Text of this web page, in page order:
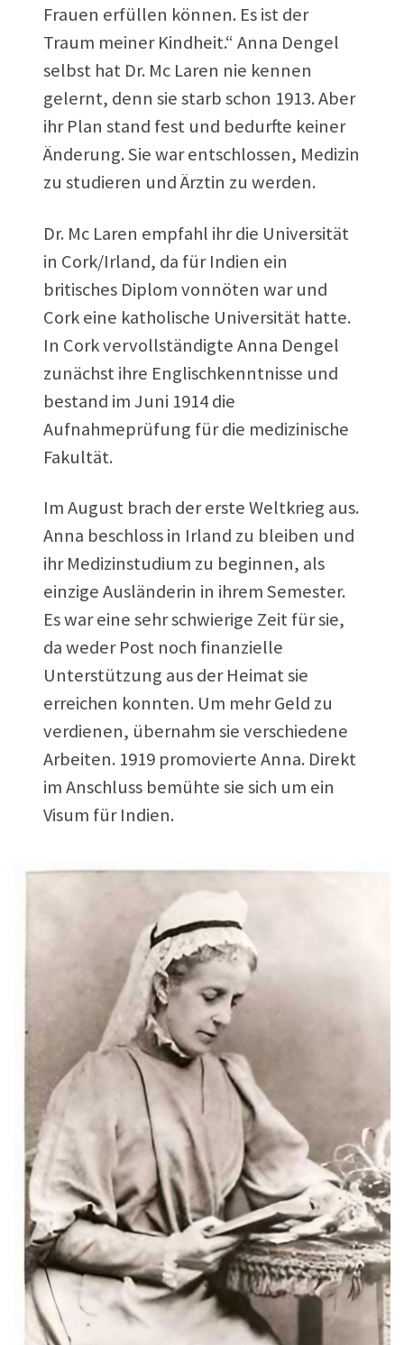
Frauen erfüllen können. Es ist der
Traum meiner Kindheit.“ Anna Dengel
selbst hat Dr. Mc Laren nie kennen
gelernt, denn sie starb schon 1913. Aber
ihr Plan stand fest und bedurfte keiner
Änderung. Sie war entschlossen, Medizin
zu studieren und Ärztin zu werden.
Dr. Mc Laren empfahl ihr die Universität
in Cork/Irland, da für Indien ein
britisches Diplom vonnöten war und
Cork eine katholische Universität hatte.
In Cork vervollständigte Anna Dengel
zunächst ihre Englischkenntnisse und
bestand im Juni 1914 die
Aufnahmeprüfung für die medizinische
Fakultät.
Im August brach der erste Weltkrieg aus.
Anna beschloss in Irland zu bleiben und
ihr Medizinstudium zu beginnen, als
einzige Ausländerin in ihrem Semester.
Es war eine sehr schwierige Zeit für sie,
da weder Post noch finanzielle
Unterstützung aus der Heimat sie
erreichen konnten. Um mehr Geld zu
verdienen, übernahm sie verschiedene
Arbeiten. 1919 promovierte Anna. Direkt
im Anschluss bemühte sie sich um ein
Visum für Indien.